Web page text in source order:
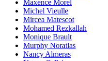
Maxence Morel
Michel Vieulle
Mircea Matescot
Mohamed Rezkallah
Monique Brault
Murphy Noratlas
Nancy Almeras